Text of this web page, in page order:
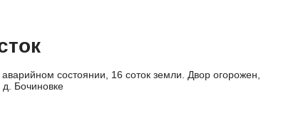
состоянии, 16 соток земли. Двор огорожен,
д. Бочиновке